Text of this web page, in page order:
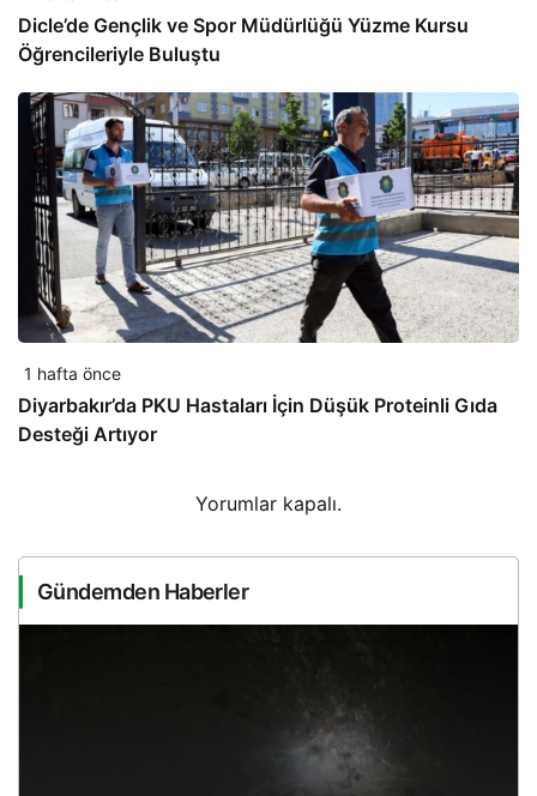
Dicle’de Gençlik ve Spor Müdürlüğü Yüzme Kursu
Öğrencileriyle Buluştu
1 hafta önce
Diyarbakır’da PKU Hastaları İçin Düşük Proteinli Gıda
Desteği Artıyor
Yorumlar kapalı.
Gündemden Haberler